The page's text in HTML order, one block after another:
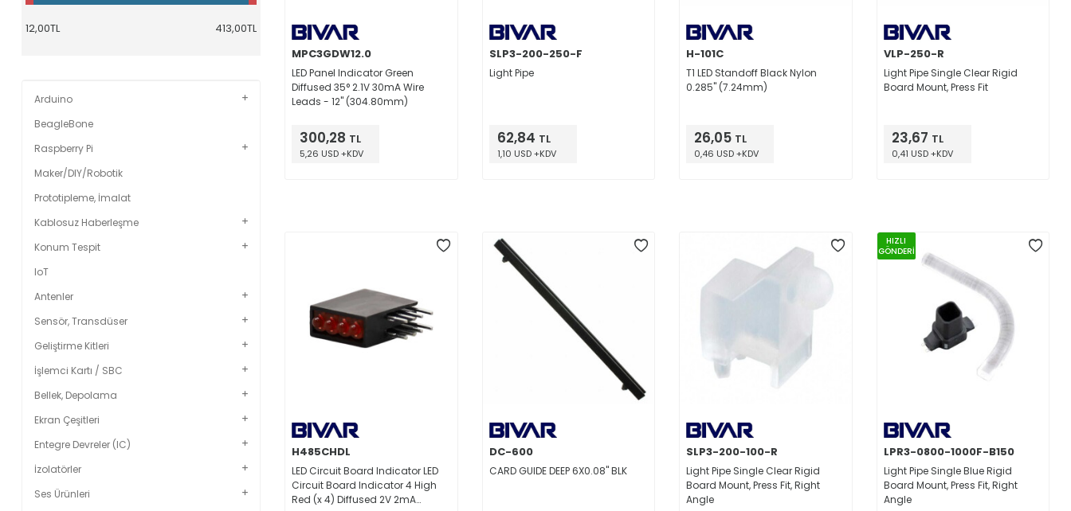
Arduino
BeagleBone
Raspberry Pi
Maker/DIY/Robotik
Prototipleme, İmalat
Kablosuz Haberleşme
Konum Tespit
IoT
Antenler
Sensör, Transdüser
Geliştirme Kitleri
İşlemci Kartı / SBC
Bellek, Depolama
Ekran Çeşitleri
Entegre Devreler (IC)
İzolatörler
Ses Ürünleri
MPC3GDW12.0
LED Panel Indicator Green
Diffused 35° 2.1V 30mA Wire
Leads - 12" (304.80mm)
300,28 TL
5,26 USD +KDV
SLP3-200-250-F
Light Pipe
62,84 TL
1,10 USD +KDV
H-101C
T1 LED Standoff Black Nylon
0.285" (7.24mm)
26,05 TL
0,46 USD +KDV
VLP-250-R
Light Pipe Single Clear Rigid
Board Mount, Press Fit
23,67 TL
0,41 USD +KDV
H485CHDL
LED Circuit Board Indicator LED
Circuit Board Indicator 4 High
Red (x 4) Diffused 2V 2mA
DC-600
CARD GUIDE DEEP 6X0.08" BLK
SLP3-200-100-R
Light Pipe Single Clear Rigid
Board Mount, Press Fit, Right
Angle
HIZLI
GÖNDERİ
LPR3-0800-1000F-B150
Light Pipe Single Blue Rigid
Board Mount, Press Fit, Right
Angle